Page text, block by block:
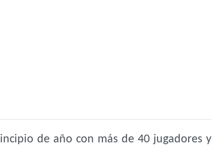
de año con más de 40 jugadores y